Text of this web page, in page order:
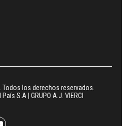
los derechos reservados.
S.A | GRUPO A.J. VIERCI